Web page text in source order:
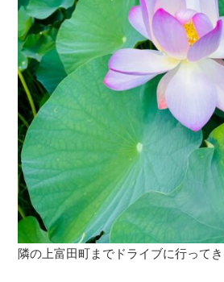
隣の上富田町までドライブに行ってき